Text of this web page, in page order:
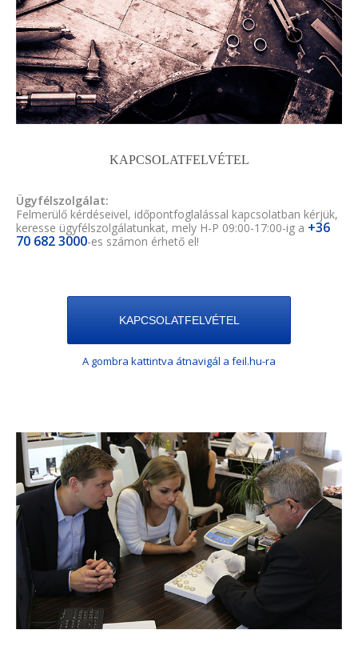
KAPCSOLATFELVÉTEL
Ügyfélszolgálat:
Felmerülő kérdéseivel, időpontfoglalással kapcsolatban kérjük,
keresse ügyfélszolgálatunkat, mely H-P 09:00-17:00-ig a +36
70 682 3000-es számon érhető el!
KAPCSOLATFELVÉTEL
A gombra kattintva átnavigál a feil.hu-ra